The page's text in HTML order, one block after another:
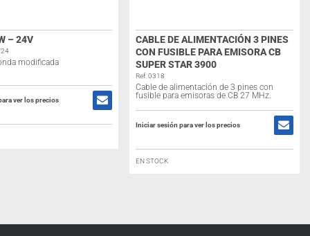
– 24V
24
modificada
ver los precios
CABLE DE ALIMENTACIÓN 3 PINES
CON FUSIBLE PARA EMISORA CB
SUPER STAR 3900
Ref: 0318
Cable de alimentación de 3 pines con
fusible para emisoras de CB 27 MHz.
Iniciar sesión para ver los precios
EN STOCK